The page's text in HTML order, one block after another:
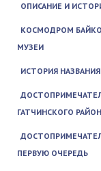
ОПИСАНИЕ И
КОСМОДРОМ
МУЗЕИ
ИСТОРИЯ
ГАТЧИНСКОГО
ПЕРВУЮ ОЧЕРЕДЬ